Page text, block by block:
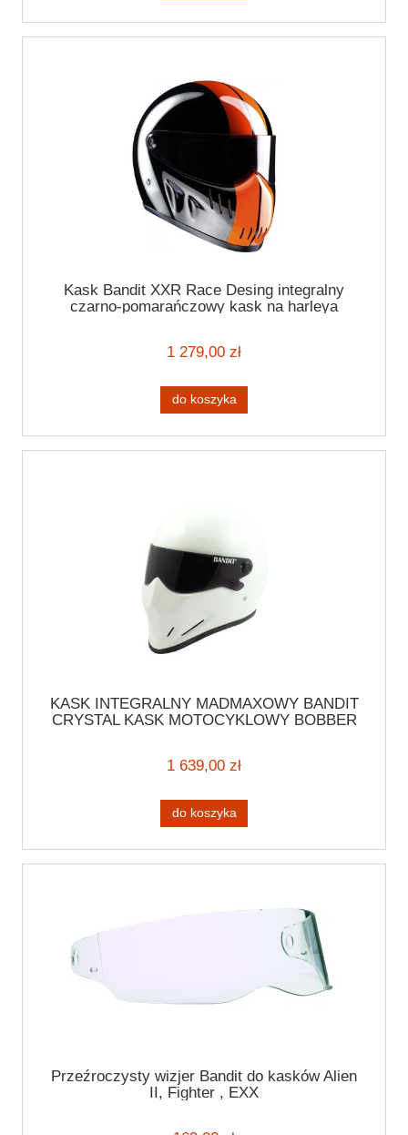
Kask Bandit XXR Race Desing integralny
czarno-pomarańczowy kask na harleya
1 279,00 zł
do koszyka
KASK INTEGRALNY MADMAXOWY BANDIT
CRYSTAL KASK MOTOCYKLOWY BOBBER
1 639,00 zł
do koszyka
Przeźroczysty wizjer Bandit do kasków Alien
II, Fighter , EXX